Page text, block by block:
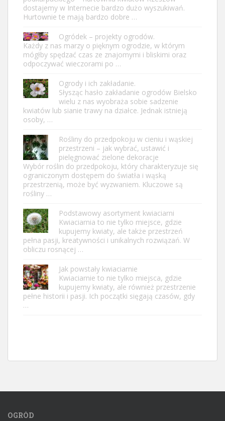
dostajemy w Internecie bardzo dużo wyszukiwań.
Hurtownie te mają bardzo dobre …
Ogródek – projekty ogrodów.
Każdy z nas marzy o pięknym ogrodzie, w którym
mógłby spędzać czas ze znajomymi i bliskimi oraz
odpoczywać wieczorami po …
Ogrody i ich zakładanie.
Słysząc hasło zakładanie ogrodów Bielsko
wielu z nas wyobraża sobie sadzenie
kwiatów lub sianie trawy na działce. Jednak istnieją
osoby, …
Rośliny do przedpokoju w cieniu i wąskiej
przestrzeni – jak wybrać, ustawić i
pielęgnować zielone dekoracje
Wybór roślin do przedpokoju, który charakteryzuje się
ograniczonym dostępem do światła i wąską
przestrzenią, może być wyzwaniem. Kluczowe są
rośliny …
Podstawowy asortyment kwiaciarni
Kwiaciarnia to nie tylko miejsce, gdzie
kupujemy kwiaty, ale także przestrzeń
pełna pasji, kreatywności i unikalnych rozwiązań. W
obliczu rosnącej …
Jak powstały kwiaciarnie
Kwiaciarnie to nie tylko miejsca, gdzie
kupujemy kwiaty, ale również przestrzenie
pełne historii i pasji. Ich początki sięgają czasów, gdy
…
OGRÓD